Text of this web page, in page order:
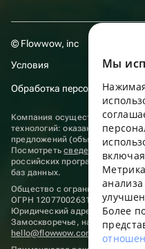
© Flowwow, inc
Условия
Обработка персональных
Компания осуществляет
технологий: оказание услуг в
предложений (объявлений)
Посмотретьсведения о
российских программ для
баз данных.
Общество с ограниченной
ОГРН 1207700263198, ИНН
Юридический адрес: г. Москва,
Замоскворечье, наб.
hello@flowwow.com
8 800 555-
Мы
Более